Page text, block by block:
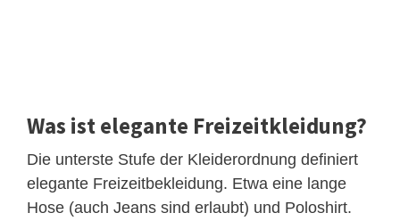
Was ist elegante Freizeitkleidung?
Die unterste Stufe der Kleiderordnung definiert
elegante Freizeitbekleidung. Etwa eine lange
Hose (auch Jeans sind erlaubt) und Poloshirt.